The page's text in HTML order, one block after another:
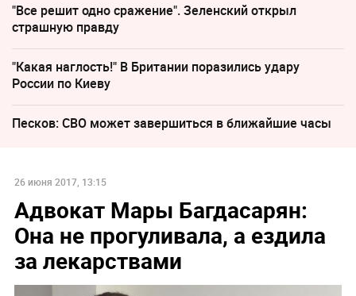
"Все решит одно сражение". Зеленский открыл
страшную правду
"Какая наглость!" В Британии поразились удару
России по Киеву
Песков: СВО может завершиться в ближайшие часы
26 июня 2017, 13:15
Адвокат Мары Багдасарян:
Она не прогуливала, а ездила
за лекарствами